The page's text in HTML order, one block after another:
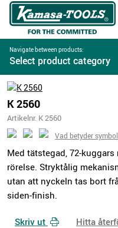
Navigate between products:
Select product category
K 2560
Artikelnr. K 2560
Vad betyder
Med tätstegad, 72-
rörelse. Stryktålig
utan att nyckeln tas bort
siden-finish.
Skriv ut Hitta